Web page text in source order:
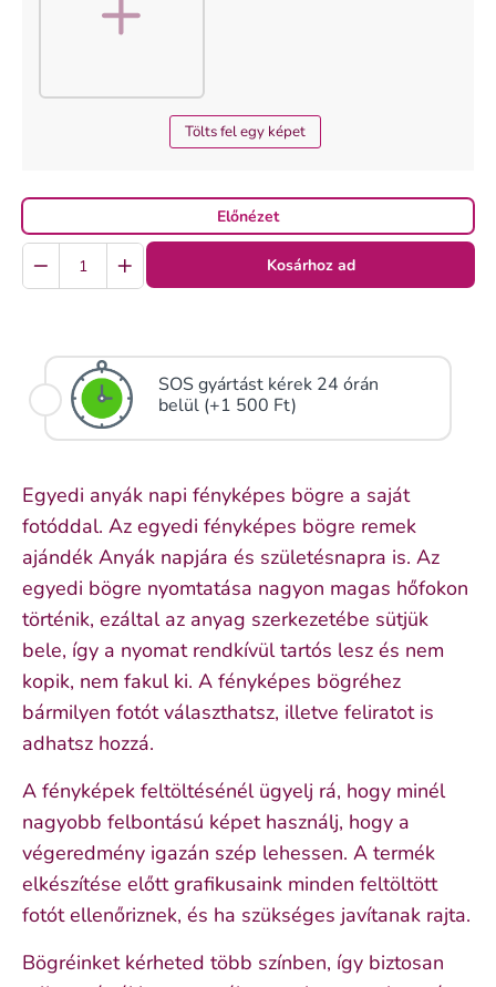
Tölts fel egy képet
Előnézet
Kosárhoz ad
SOS gyártást kérek 24 órán
belül (+1 500 Ft)
Egyedi anyák napi fényképes bögre a saját
fotóddal. Az egyedi fényképes bögre remek
ajándék Anyák napjára és születésnapra is. Az
egyedi bögre nyomtatása nagyon magas hőfokon
történik, ezáltal az anyag szerkezetébe sütjük
bele, így a nyomat rendkívül tartós lesz és nem
kopik, nem fakul ki. A fényképes bögréhez
bármilyen fotót választhatsz, illetve feliratot is
adhatsz hozzá.
A fényképek feltöltésénél ügyelj rá, hogy minél
nagyobb felbontású képet használj, hogy a
végeredmény igazán szép lehessen. A termék
elkészítése előtt grafikusaink minden feltöltött
fotót ellenőriznek, és ha szükséges javítanak rajta.
Bögréinket kérheted több színben, így biztosan